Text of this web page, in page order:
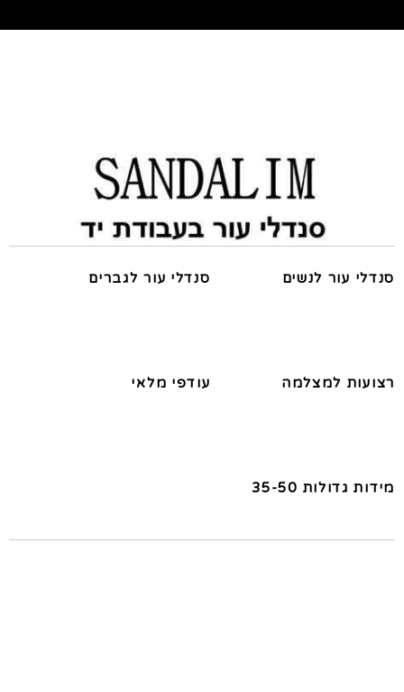
סנדלי עור לנשים סנדלי עור לגברים
רצועות למצלמה עודפי מלאי
מידות גדולות 35-50